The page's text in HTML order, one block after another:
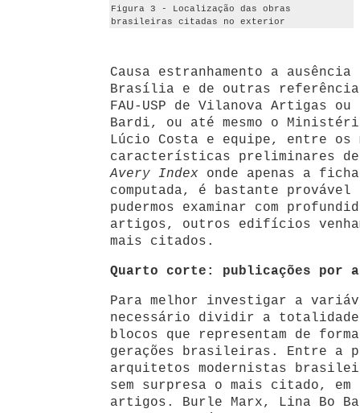
Figura 3 - Localização das obras
brasileiras citadas no exterior
Causa estranhamento a
Brasília e de outras
FAU-USP de Vilanova Artigas ou
Bardi, ou até mesmo o
Lúcio Costa e equipe, entre os
características preliminares
Avery Index onde apenas a
computada, é bastante provável
pudermos examinar com
artigos, outros edifícios
mais citados.
Quarto corte: publicações por
Para melhor investigar a
necessário dividir a totalidade
blocos que representam de
gerações brasileiras. Entre a
arquitetos modernistas
sem surpresa o mais citado, em
artigos. Burle Marx, Lina Bo